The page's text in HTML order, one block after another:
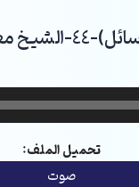
معين شرارة
تحميل الملف:
صوت